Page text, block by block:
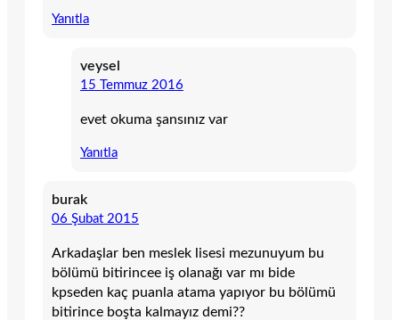
Yanıtla
veysel
15 Temmuz 2016
evet okuma şansınız var
Yanıtla
burak
06 Şubat 2015
Arkadaşlar ben meslek lisesi mezunuyum bu
bölümü bitirincee iş olanağı var mı bide
kpseden kaç puanla atama yapıyor bu bölümü
bitirince boşta kalmayız demi??